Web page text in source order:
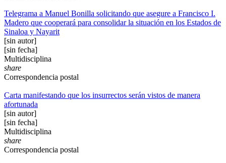
Telegrama a Manuel Bonilla solicitando que asegure a Francisco I.
Madero que cooperará para consolidar la situación en los Estados de
Sinaloa y Nayarit
[sin autor]
[sin fecha]
Multidisciplina
share
Correspondencia postal
Carta manifestando que los insurrectos serán vistos de manera
afortunada
[sin autor]
[sin fecha]
Multidisciplina
share
Correspondencia postal